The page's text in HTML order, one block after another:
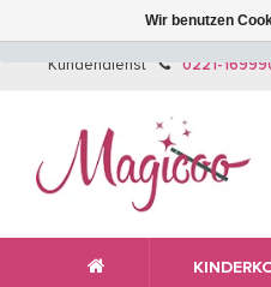
Kundendienst 0221-
Wir benutzen